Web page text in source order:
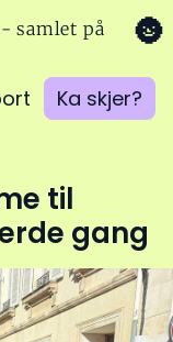
samlet på
Ka skjer?
🌚
til
gang